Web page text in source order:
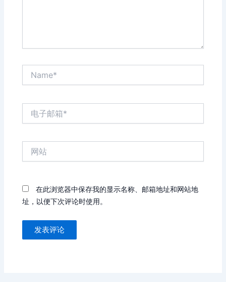
在此浏览器中保存我的显示名称、邮箱地址和网站地
址，以便下次评论时使用。